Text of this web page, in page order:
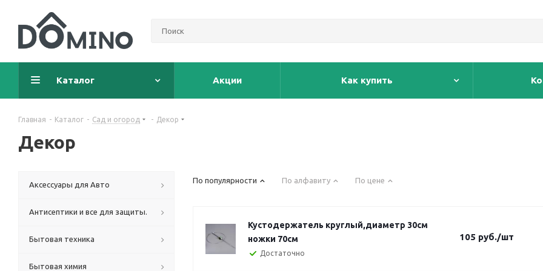
Каталог Акции Как купить
Главная - Каталог - Сад и огород - Декор
Декор
По популярности По алфавиту По цене
Кустодержатель круглый,диаметр 30см
ножки 70см
Достаточно
105 руб./шт
Аксессуары для Авто
Антисептики и все для защиты.
Бытовая техника
Бытовая химия